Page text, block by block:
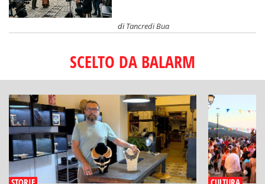
diTancredi Bua
SCELTO DA BALARM